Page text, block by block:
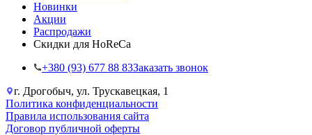
Новинки
Акции
Распродажи
Скидки для HoReCa
+38‎0 (93) 677 88 83Заказать звонок
г. Дрогобыч, ул. Трускавецкая, 1
Политика конфиденциальности
Правила использования сайта
Договор публичной оферты